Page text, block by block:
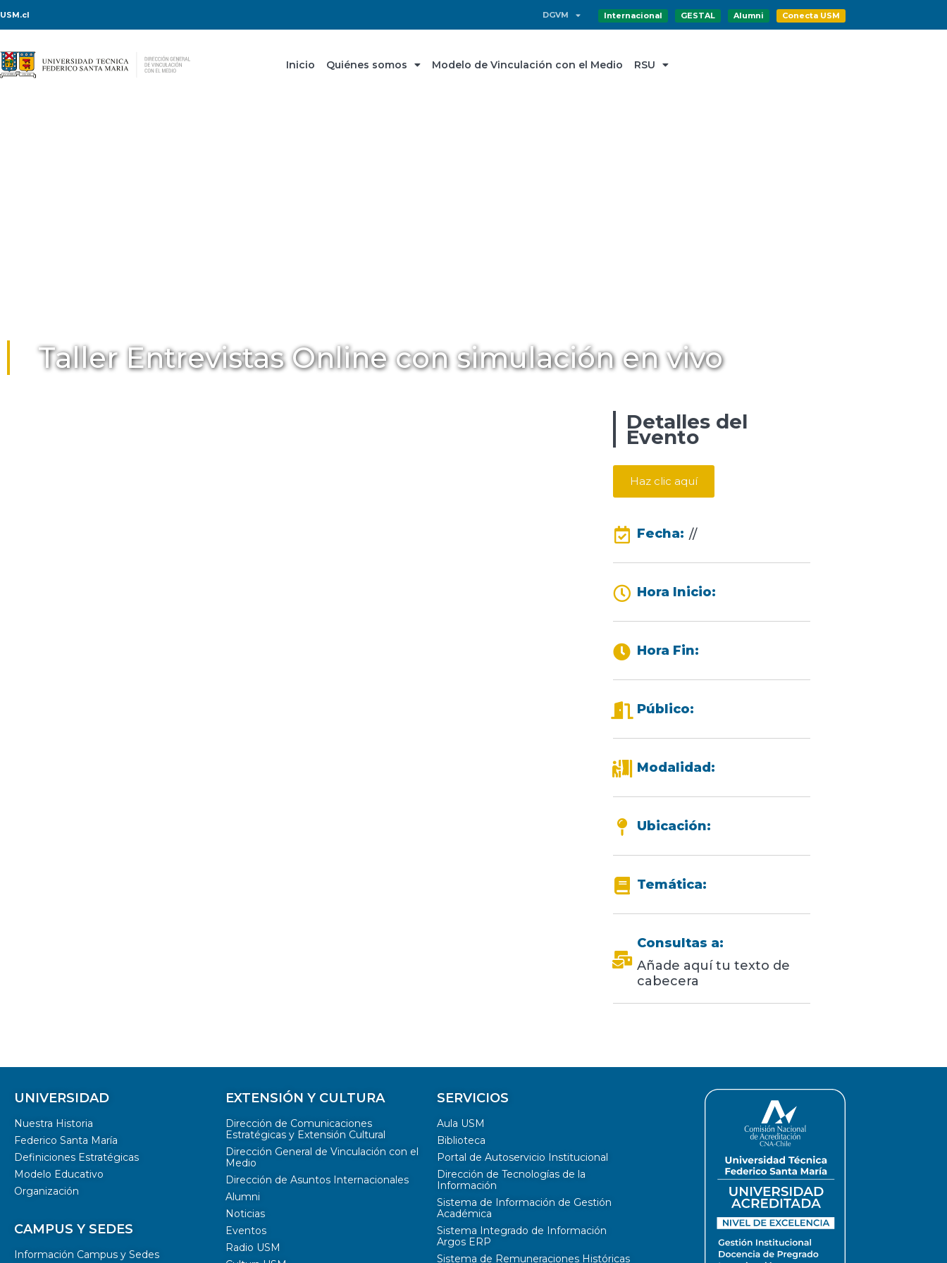
USM.cl DGVM Internacional GESTAL Alumni Conecta USM
Inicio Quiénes somos Modelo de Vinculación con el Medio RSU
Taller Entrevistas Online con simulación en vivo
Detalles del
Evento
Haz clic aquí
Fecha: //
Hora Inicio:
Hora Fin:
Público:
Modalidad:
Ubicación:
Temática:
Consultas a:
Añade aquí tu texto de
cabecera
UNIVERSIDAD
Nuestra Historia
Federico Santa María
Definiciones Estratégicas
Modelo Educativo
Organización
CAMPUS Y SEDES
Información Campus y Sedes
EXTENSIÓN Y CULTURA
Dirección de Comunicaciones
Estratégicas y Extensión Cultural
Dirección General de Vinculación con el
Medio
Dirección de Asuntos Internacionales
Alumni
Noticias
Eventos
Radio USM
SERVICIOS
Aula USM
Biblioteca
Portal de Autoservicio Institucional
Dirección de Tecnologías de la
Información
Sistema de Información de Gestión
Académica
Sistema Integrado de Información
Argos ERP
Sistema de Remuneraciones Históricas